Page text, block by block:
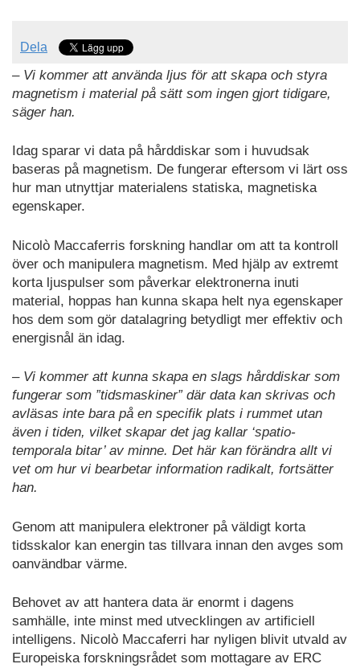
Dela
– Vi kommer att använda ljus för att skapa och styra
magnetism i material på sätt som ingen gjort tidigare,
säger han.
Idag sparar vi data på hårddiskar som i huvudsak
baseras på magnetism. De fungerar eftersom vi lärt oss
hur man utnyttjar materialens statiska, magnetiska
egenskaper.
Nicolò Maccaferris forskning handlar om att ta kontroll
över och manipulera magnetism. Med hjälp av extremt
korta ljuspulser som påverkar elektronerna inuti
material, hoppas han kunna skapa helt nya egenskaper
hos dem som gör datalagring betydligt mer effektiv och
energisnål än idag.
– Vi kommer att kunna skapa en slags hårddiskar som
fungerar som ”tidsmaskiner” där data kan skrivas och
avläsas inte bara på en specifik plats i rummet utan
även i tiden, vilket skapar det jag kallar ‘spatio-
temporala bitar’ av minne. Det här kan förändra allt vi
vet om hur vi bearbetar information radikalt, fortsätter
han.
Genom att manipulera elektroner på väldigt korta
tidsskalor kan energin tas tillvara innan den avges som
oanvändbar värme.
Behovet av att hantera data är enormt i dagens
samhälle, inte minst med utvecklingen av artificiell
intelligens. Nicolò Maccaferri har nyligen blivit utvald av
Europeiska forskningsrådet som mottagare av ERC